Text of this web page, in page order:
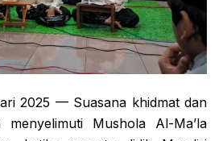
2025 — Suasana khidmat dan
menyelimuti Mushola Al-Ma’la